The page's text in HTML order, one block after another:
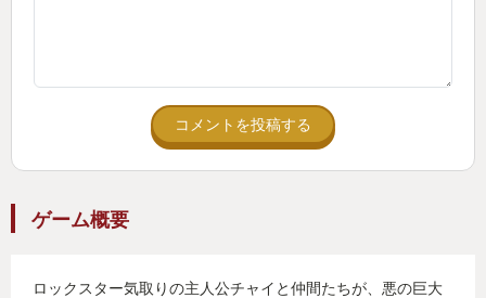
コメントを投稿する
ゲーム概要
ロックスター気取りの主人公チャイと仲間たちが、悪の巨大